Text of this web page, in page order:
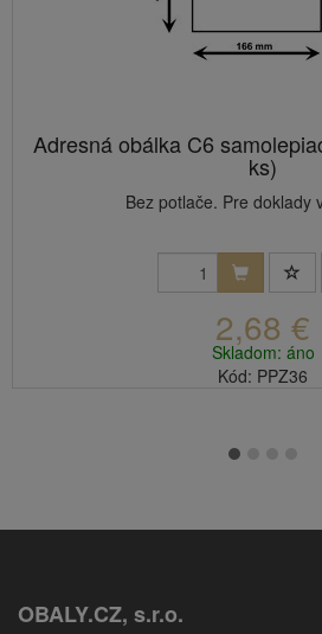
Adresná obálka C6
ks)
Bez potlače. Pre doklady
2,68 €
Skladom: áno
Kód: PPZ36
OBALY.CZ, s.r.o.